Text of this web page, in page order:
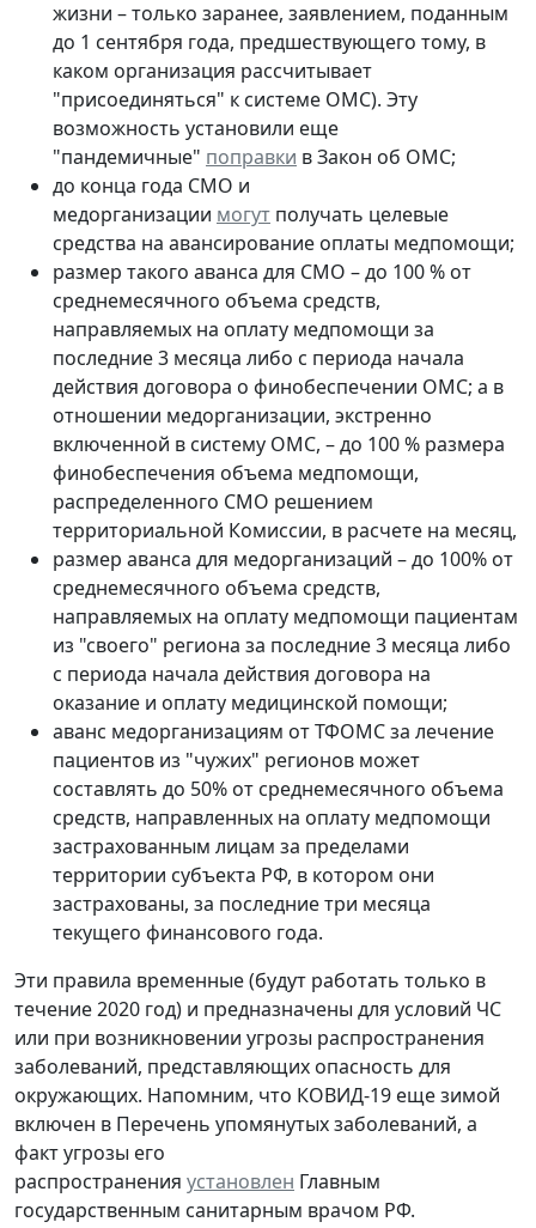
жизни – только заранее, заявлением, поданным
до 1 сентября года, предшествующего тому, в
каком организация рассчитывает
"присоединяться" к системе ОМС). Эту
возможность установили еще
"пандемичные" поправки в Закон об ОМС;
до конца года СМО и
медорганизации могут получать целевые
средства на авансирование оплаты медпомощи;
размер такого аванса для СМО – до 100 % от
среднемесячного объема средств,
направляемых на оплату медпомощи за
последние 3 месяца либо с периода начала
действия договора о финобеспечении ОМС; а в
отношении медорганизации, экстренно
включенной в систему ОМС, – до 100 % размера
финобеспечения объема медпомощи,
распределенного СМО решением
территориальной Комиссии, в расчете на месяц,
размер аванса для медорганизаций – до 100% от
среднемесячного объема средств,
направляемых на оплату медпомощи пациентам
из "своего" региона за последние 3 месяца либо
с периода начала действия договора на
оказание и оплату медицинской помощи;
аванс медорганизациям от ТФОМС за лечение
пациентов из "чужих" регионов может
составлять до 50% от среднемесячного объема
средств, направленных на оплату медпомощи
застрахованным лицам за пределами
территории субъекта РФ, в котором они
застрахованы, за последние три месяца
текущего финансового года.
Эти правила временные (будут работать только в
течение 2020 год) и предназначены для условий ЧС
или при возникновении угрозы распространения
заболеваний, представляющих опасность для
окружающих. Напомним, что КОВИД-19 еще зимой
включен в Перечень упомянутых заболеваний, а
факт угрозы его
распространения установлен Главным
государственным санитарным врачом РФ.